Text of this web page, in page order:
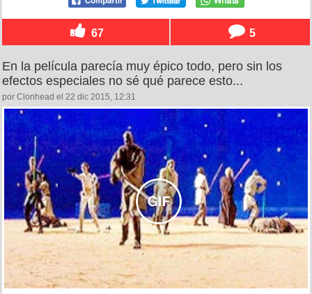
67 5
En la película parecía muy épico todo, pero sin los
efectos especiales no sé qué parece esto...
por Clonhead el 22 dic 2015, 12:31